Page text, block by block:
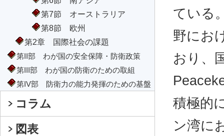
第7節 オーストラリア
第8節 欧州
第2章 国際社会の課題
第II部 わが国の安全保障・防衛政策
第III部 わが国の防衛のための取組
第IV部 防衛力の能力発揮のための基盤
コラム
図表
ている
野にお
おり、
積極的
ン湾に